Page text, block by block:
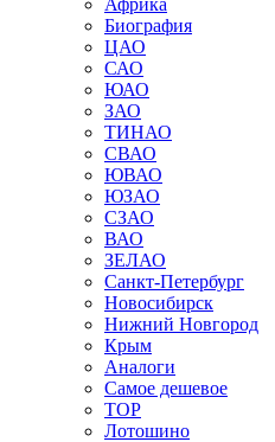
Африка
Биография
ЦАО
САО
ЮАО
ЗАО
ТИНАО
СВАО
ЮВАО
ЮЗАО
СЗАО
ВАО
ЗЕЛАО
Санкт-Петербург
Новосибирск
Нижний Новгород
Крым
Аналоги
Самое дешевое
TOP
Лотошино